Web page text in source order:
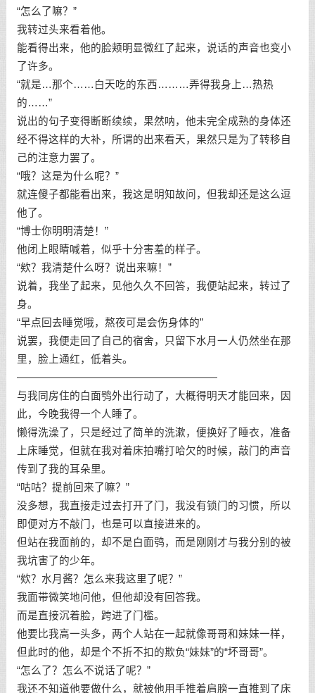
“怎么了嘛？”
我转过头来看着他。
能看得出来，他的脸颊明显微红了起来，说话的声音也变小
了许多。
“就是…那个……白天吃的东西………弄得我身上…热热
的……”
说出的句子变得断断续续，果然呐，他未完全成熟的身体还
经不得这样的大补，所谓的出来看天，果然只是为了转移自
己的注意力罢了。
“哦？这是为什么呢？”
就连傻子都能看出来，我这是明知故问，但我却还是这么逗
他了。
“博士你明明清楚！”
他闭上眼睛喊着，似乎十分害羞的样子。
“欸？我清楚什么呀？说出来嘛！”
说着，我坐了起来，见他久久不回答，我便站起来，转过了
身。
“早点回去睡觉哦，熬夜可是会伤身体的”
说罢，我便走回了自己的宿舍，只留下水月一人仍然坐在那
里，脸上通红，低着头。
———————————————————
与我同房住的白面鸮外出行动了，大概得明天才能回来，因
此，今晚我得一个人睡了。
懒得洗澡了，只是经过了简单的洗漱，便换好了睡衣，准备
上床睡觉，但就在我对着床拍嘴打哈欠的时候，敲门的声音
传到了我的耳朵里。
“咕咕？提前回来了嘛？”
没多想，我直接走过去打开了门，我没有锁门的习惯，所以
即便对方不敲门，也是可以直接进来的。
但站在我面前的，却不是白面鸮，而是刚刚才与我分别的被
我坑害了的少年。
“欸？水月酱？怎么来我这里了呢？”
我面带微笑地问他，但他却没有回答我。
而是直接沉着脸，跨进了门槛。
他要比我高一头多，两个人站在一起就像哥哥和妹妹一样，
但此时的他，却是个不折不扣的欺负“妹妹”的“坏哥哥”。
“怎么了？怎么不说话了呢？”
我还不知道他要做什么，就被他用手推着肩膀一直推到了床